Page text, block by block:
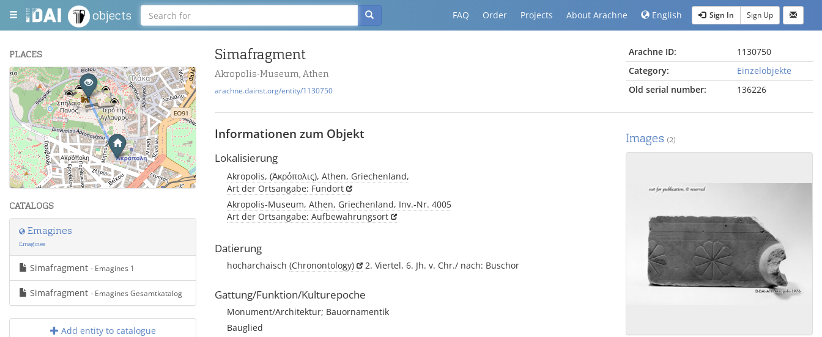
objects FAQ Order Projects About Arachne English Sign In Sign Up
PLACES
+
Leaflet| Maps and Data ©OpenStreetMap.
CATALOGS
Emagines
Emagines
Simafragment - Emagines 1
Simafragment - Emagines Gesamtkatalog
Add entity to catalogue
Simafragment
Akropolis-Museum, Athen
arachne.dainst.org/entity/1130750
Arachne ID:
1130750
Category:
Einzelobjekte
Old serial number:
136226
Informationen zum Objekt
Lokalisierung
Akropolis, (Ἀκρόπολις), Athen, Griechenland,
Art der Ortsangabe: Fundort
Akropolis-Museum, Athen, Griechenland, Inv.-Nr. 4005
Art der Ortsangabe: Aufbewahrungsort
Datierung
hocharchaisch (Chronontology) 2. Viertel, 6. Jh. v. Chr./ nach: Buschor
Gattung/Funktion/Kulturepoche
Monument/Architektur; Bauornamentik
Bauglied
Images (2)